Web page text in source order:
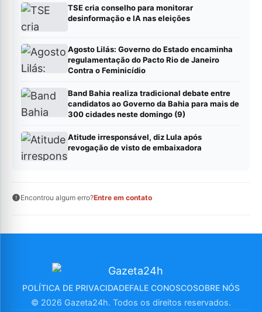
TSE cria conselho para monitorar
desinformação e IA nas eleições
Agosto Lilás: Governo do Estado encaminha
regulamentação do Pacto Rio de Janeiro
Contra o Feminicídio
Band Bahia realiza tradicional debate entre
candidatos ao Governo da Bahia para mais de
300 cidades neste domingo (9)
Atitude irresponsável, diz Lula após
revogação de visto de embaixadora
Encontrou algum erro?Entre em contato
POLÍTICA DE PRIVACIDADEFALE CONOSCOSOBRE NÓS
© 2026 Gazeta24h. Todos os direitos reservados.